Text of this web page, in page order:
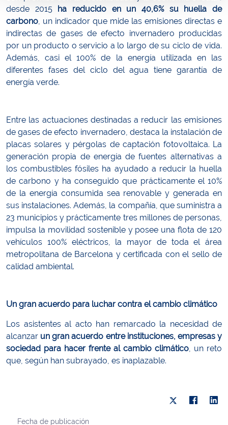
desde 2015 ha reducido en un 40,6% su huella de
carbono, un indicador que mide las emisiones directas e
indirectas de gases de efecto invernadero producidas
por un producto o servicio a lo largo de su ciclo de vida.
Además, casi el 100% de la energía utilizada en las
diferentes fases del ciclo del agua tiene garantía de
energía verde.
Entre las actuaciones destinadas a reducir las emisiones
de gases de efecto invernadero, destaca la instalación de
placas solares y pérgolas de captación fotovoltaica. La
generación propia de energía de fuentes alternativas a
los combustibles fósiles ha ayudado a reducir la huella
de carbono y ha conseguido que prácticamente el 10%
de la energía consumida sea renovable y generada en
sus instalaciones. Además, la compañía, que suministra a
23 municipios y prácticamente tres millones de personas,
impulsa la movilidad sostenible y posee una flota de 120
vehículos 100% eléctricos, la mayor de toda el área
metropolitana de Barcelona y certificada con el sello de
calidad ambiental.
Un gran acuerdo para luchar contra el cambio climático
Los asistentes al acto han remarcado la necesidad de
alcanzar un gran acuerdo entre instituciones, empresas y
sociedad para hacer frente al cambio climático, un reto
que, según han subrayado, es inaplazable.
Fecha de publicación